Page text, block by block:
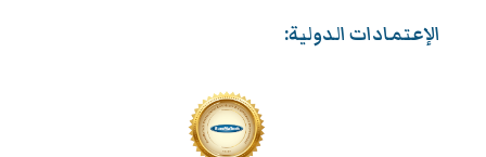
الإعتمادات الدولية: